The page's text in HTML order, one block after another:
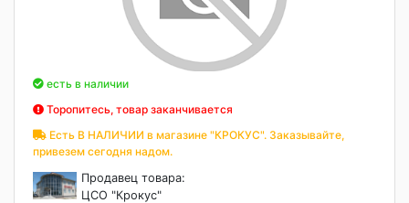
есть в наличии
Торопитесь, товар заканчивается
Есть В НАЛИЧИИ в магазине "КРОКУС". Заказывайте,
привезем сегодня надом.
Продавец товара:
ЦСО "Крокус"